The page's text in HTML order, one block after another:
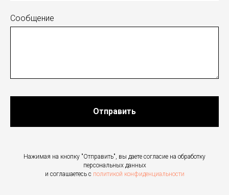
Сообщение
Отправить
Нажимая на кнопку "Отправить", вы даете согласие на обработку
персональных данных
и соглашаетесь c политикой конфиденциальности